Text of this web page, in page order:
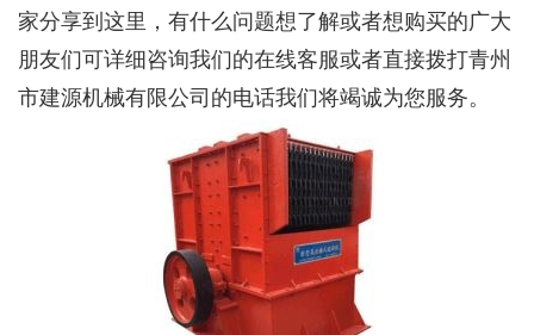
家分享到这里，有什么问题想了解或者想购买的广大
朋友们可详细咨询我们的在线客服或者直接拨打青州
市建源机械有限公司的电话我们将竭诚为您服务。